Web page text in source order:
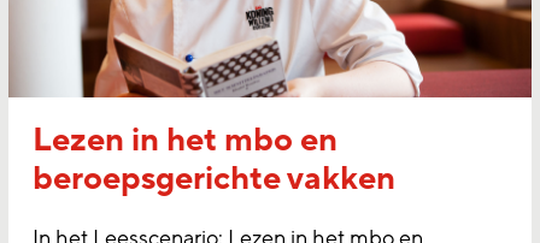
Lezen in het mbo en
beroepsgerichte vakken